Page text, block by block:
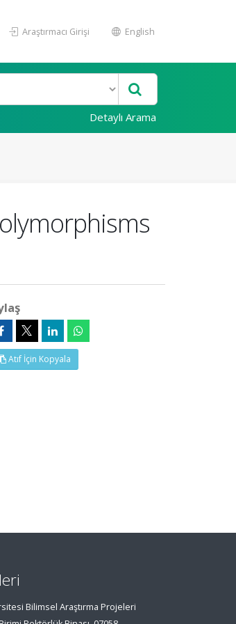
Araştırmacı Girişi English
Detaylı Arama
Atıf İçin Kopyala
Bilimsel Araştırma Projeleri